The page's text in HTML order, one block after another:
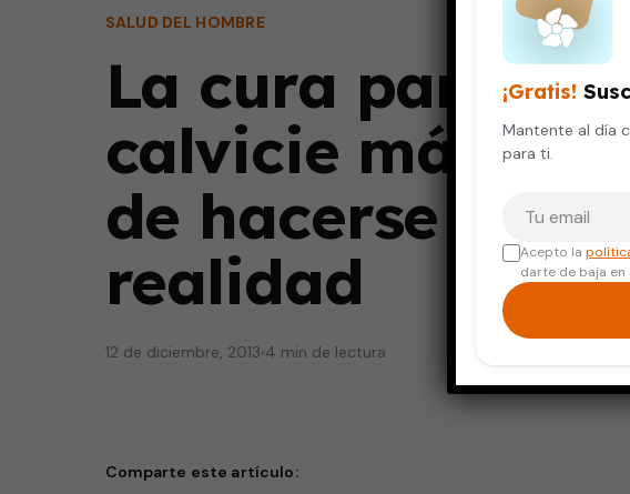
SALUD DEL HOMBRE
La cura para la
calvicie más
de hacerse
realidad
12 de diciembre, 2013 4 min de lectura
Comparte este artículo:
¡Gratis!
Mantente al día
para ti.
Acepto la
darte de baja